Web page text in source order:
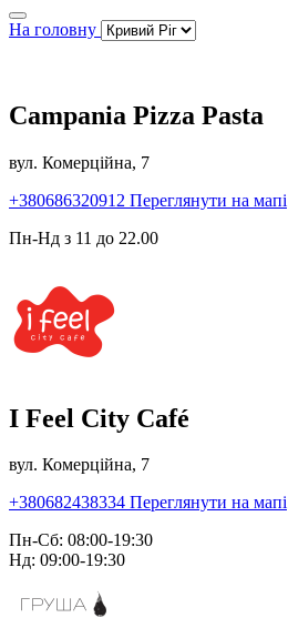
На головну
Campania Pizza Pasta
вул. Комерційна, 7
+380686320912 Переглянути на мапі
Пн-Нд з 11 до 22.00
I Feel City Café
вул. Комерційна, 7
+380682438334 Переглянути на мапі
Пн-Сб: 08:00-19:30
Нд: 09:00-19:30